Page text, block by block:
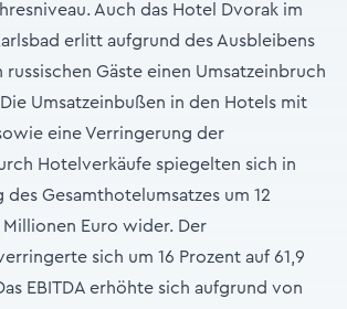
Auch das Hotel Dvorak im
erlitt aufgrund des Ausbleibens
Gäste einen Umsatzeinbruch
Umsatzeinbußen in den Hotels mit
eine Verringerung der
Hotelverkäufe spiegelten sich in
des Gesamthotelumsatzes um 12
Millionen Euro wider. Der
sich um 16 Prozent auf 61,9
EBITDA erhöhte sich aufgrund von